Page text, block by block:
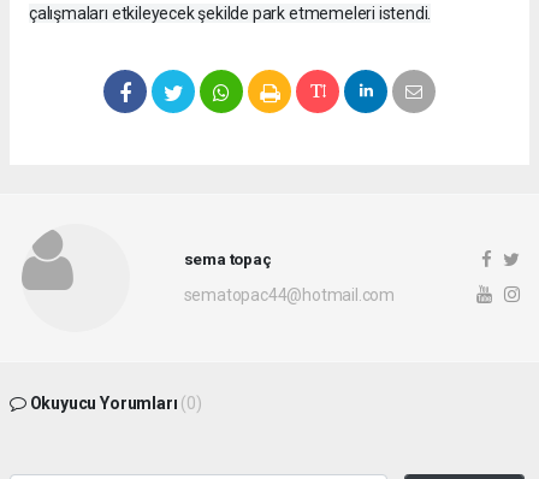
çalışmaları etkileyecek şekilde park etmemeleri istendi.
sema topaç
sematopac44@hotmail.com
Okuyucu Yorumları (0)